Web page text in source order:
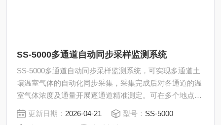
SS-5000多通道自动同步采样监测系统
SS-5000多通道自动同步采样监测系统，可实现多通道土
壤温室气体的自动化同步采集，采集完成后对各通道的温
室气体浓度及通量开展逐通道精准测定。可在多个地点测
量土壤温室气体通量，实现无人值守下连续、长期监测，
最多可覆盖48个通道。
更新日期： 2026-04-21 型号： SS-5000